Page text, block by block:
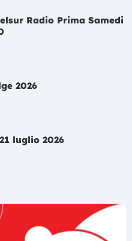
Radio Prima Samedi
2026
luglio 2026